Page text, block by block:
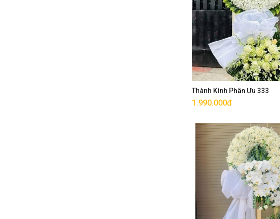
Thành Kính Phân Ưu 333
1.990.000đ
Mua ngay